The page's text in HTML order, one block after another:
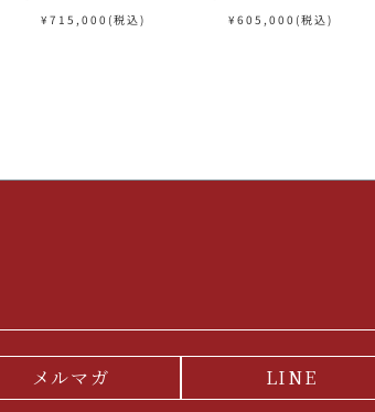
ス シャンパン シャンパーニュ
¥715,000 (税込)
ス シャンパン シャンパーニュ
¥ 605,000 (税込)
メルマガ LINE